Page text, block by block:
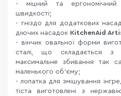
- міцний та ергономічний
швидкості;
- гніздо для додаткових
діючих насадок KitchenAid
- вінчик овальної форми
сталі, що складається з
максимальне збивання так
маленького об'єму;
- лопатка для змішування
тіста виготовлені з